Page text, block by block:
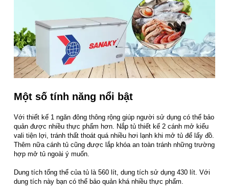
Một số tính năng nổi bật
Với thiết kế 1 ngăn đông thông rộng giúp người sử dụng có thể bảo
quản được nhiều thực phẩm hơn. Nắp tủ thiết kế 2 cánh mở kiểu
vali tiện lợi, tránh thất thoát quá nhiều hơi lạnh khi mở tủ để lấy đồ.
Thêm nữa cánh tủ cũng được lắp khóa an toàn tránh những trường
hợp mở tủ ngoài ý muốn.
Dung tích tổng thể của tủ là 560 lít, dung tích sử dụng 430 lít. Với
dung tích này bạn có thể bảo quản khá nhiều thực phẩm.